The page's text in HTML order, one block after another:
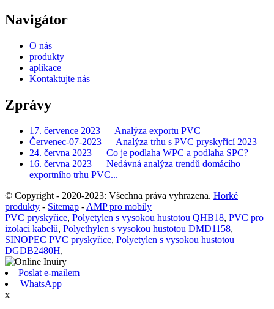
Navigátor
O nás
produkty
aplikace
Kontaktujte nás
Zprávy
17. července 2023
Analýza exportu PVC
Červenec-07-2023
Analýza trhu s PVC pryskyřicí 2023
24. června 2023
Co je podlaha WPC a podlaha SPC?
16. června 2023
Nedávná analýza trendů domácího
exportního trhu PVC...
© Copyright - 2020-2023: Všechna práva vyhrazena. Horké
produkty - Sitemap - AMP pro mobily
PVC pryskyřice, Polyetylen s vysokou hustotou QHB18, PVC pro
izolaci kabelů, Polyethylen s vysokou hustotou DMD1158,
SINOPEC PVC pryskyřice, Polyetylen s vysokou hustotou
DGDB2480H,
Poslat e-mailem
WhatsApp
x